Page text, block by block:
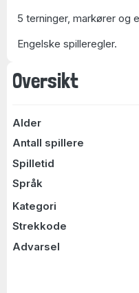
Oversikt
Alder
Antall spillere
Spilletid
Språk
Kategori
Strekkode
Advarsel
5 terninger, markører og
Engelske spilleregler.